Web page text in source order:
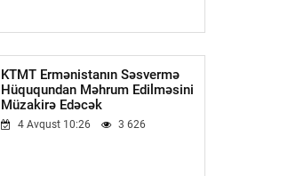
KTMT Ermənistanın Səsvermə
Hüququndan Məhrum Edilməsini
Müzakirə Edəcək
4 Avqust 10:26 3 626